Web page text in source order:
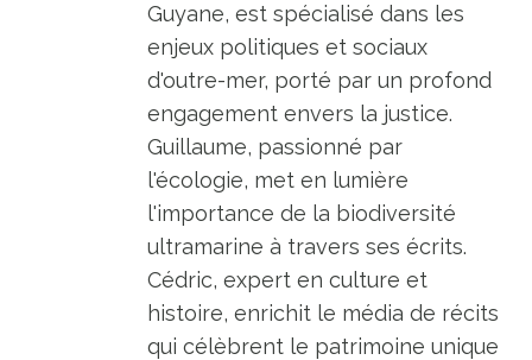
Guyane, est spécialisé dans les
enjeux politiques et sociaux
d'outre-mer, porté par un profond
engagement envers la justice.
Guillaume, passionné par
l'écologie, met en lumière
l'importance de la biodiversité
ultramarine à travers ses écrits.
Cédric, expert en culture et
histoire, enrichit le média de récits
qui célèbrent le patrimoine unique